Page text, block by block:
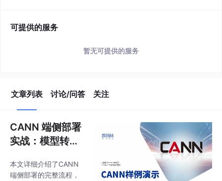
可提供的服务
暂无可提供的服务
文章列表 讨论/问答 关注
CANN 端侧部署
实战：模型转换
本文详细介绍了CANN
端侧部署的完整流程，